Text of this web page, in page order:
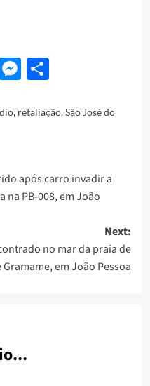
Messenger
Share
, retaliação,São José do
após carro invadir a
PB-008, em João
Next:
no mar da praia de
Gramame, em João Pessoa